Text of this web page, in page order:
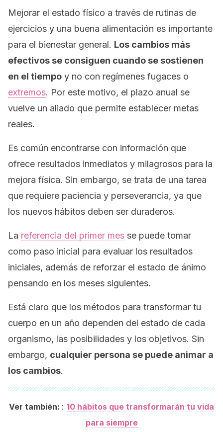
Mejorar el estado físico a través de rutinas de
ejercicios y una buena alimentación es importante
para el bienestar general. Los cambios más
efectivos se consiguen cuando se sostienen
en el tiempo y no con regímenes fugaces o
extremos. Por este motivo, el plazo anual se
vuelve un aliado que permite establecer metas
reales.
Es común encontrarse con información que
ofrece resultados inmediatos y milagrosos para la
mejora física. Sin embargo, se trata de una tarea
que requiere paciencia y perseverancia, ya que
los nuevos hábitos deben ser duraderos.
La referencia del primer mes se puede tomar
como paso inicial para evaluar los resultados
iniciales, además de reforzar el estado de ánimo
pensando en los meses siguientes.
Está claro que los métodos para transformar tu
cuerpo en un año dependen del estado de cada
organismo, las posibilidades y los objetivos. Sin
embargo, cualquier persona se puede animar a
los cambios.
Ver también: : 10 hábitos que transformarán tu vida
para siempre